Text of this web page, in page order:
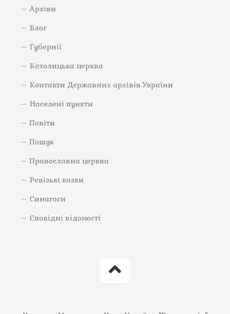
Архіви
Блог
Губернії
Католицька церква
Контакти Державних архівів України
Населені пункти
Повіти
Пошук
Православна церква
Ревізькі казки
Синагоги
Сповідні відомості